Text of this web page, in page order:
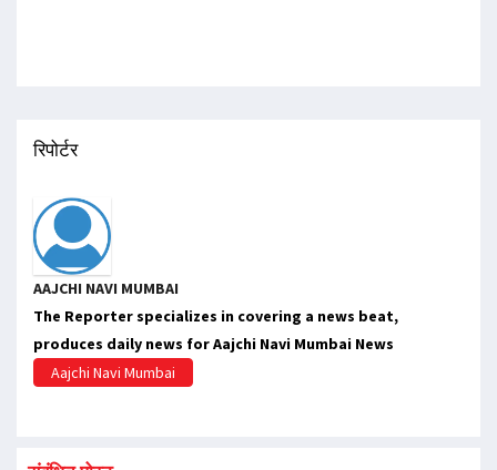
रिपोर्टर
AAJCHI NAVI MUMBAI
The Reporter specializes in covering a news beat,
produces daily news for Aajchi Navi Mumbai News
Aajchi Navi Mumbai